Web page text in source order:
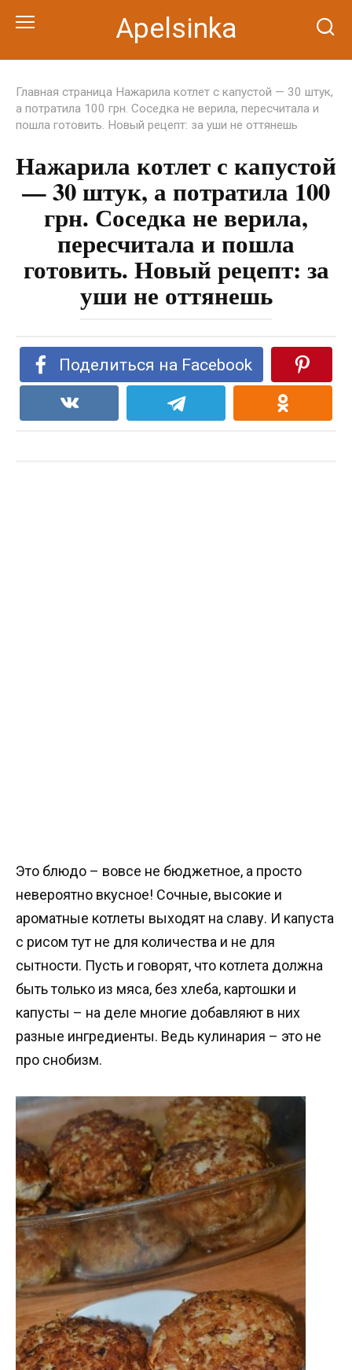
Apelsinka
Главная страница Нажарила котлет с капустой — 30 штук,
а потратила 100 грн. Соседка не верила, пересчитала и
пошла готовить. Новый рецепт: за уши не оттянешь
Нажарила котлет с капустой
— 30 штук, а потратила 100
грн. Соседка не верила,
пересчитала и пошла
готовить. Новый рецепт: за
уши не оттянешь
Поделиться на Facebook
Это блюдо – вовсе не бюджетное, а просто
невероятно вкусное! Сочные, высокие и
ароматные котлеты выходят на славу. И капуста
с рисом тут не для количества и не для
сытности. Пусть и говорят, что котлета должна
быть только из мяса, без хлеба, картошки и
капусты – на деле многие добавляют в них
разные ингредиенты. Ведь кулинария – это не
про снобизм.